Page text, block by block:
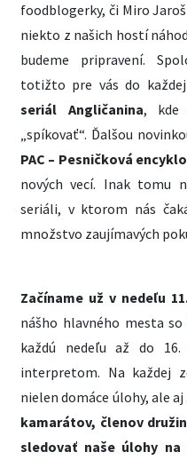
foodblogerky, či Miro
niekto z našich hostí
budeme pripravení.
totižto pre vás do
seriál Angličanina, kde
„spíkovať“. Ďalšou
PAC – Pesničková
nových vecí. Inak tomu
seriáli, v ktorom nás
množstvo zaujímavých
Začíname už v nedeľu
nášho hlavného mesta so
každú nedeľu až do
interpretom. Na každej
nielen domáce úlohy, ale aj
kamarátov, členov
sledovať naše úlohy na